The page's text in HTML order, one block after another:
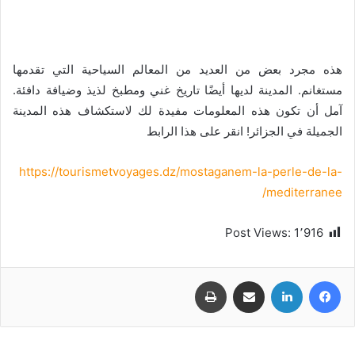
هذه مجرد بعض من العديد من المعالم السياحية التي تقدمها
مستغانم. المدينة لديها أيضًا تاريخ غني ومطبخ لذيذ وضيافة دافئة.
آمل أن تكون هذه المعلومات مفيدة لك لاستكشاف هذه المدينة
الجميلة في الجزائر! انقر على هذا الرابط
https://tourismetvoyages.dz/mostaganem-la-perle-de-la-
mediterranee/
Post Views: 1٬916
فيسبوك لينكدإن مشاركة عبر البريد